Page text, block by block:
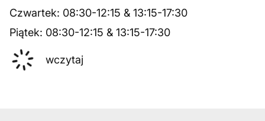
Czwartek: 08:30-12:15 & 13:15-17:30
Piątek: 08:30-12:15 & 13:15-17:30
wczytaj